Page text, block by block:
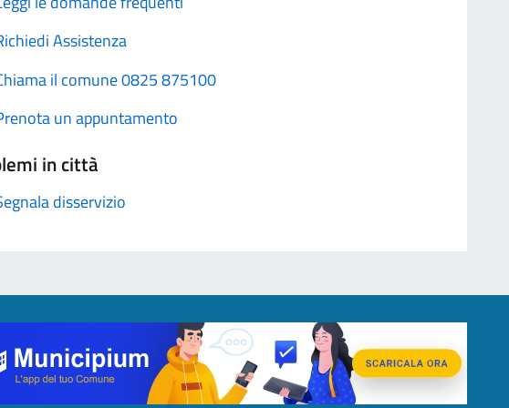
Assistenza
il comune 0825 875100
un appuntamento
in città
disservizio